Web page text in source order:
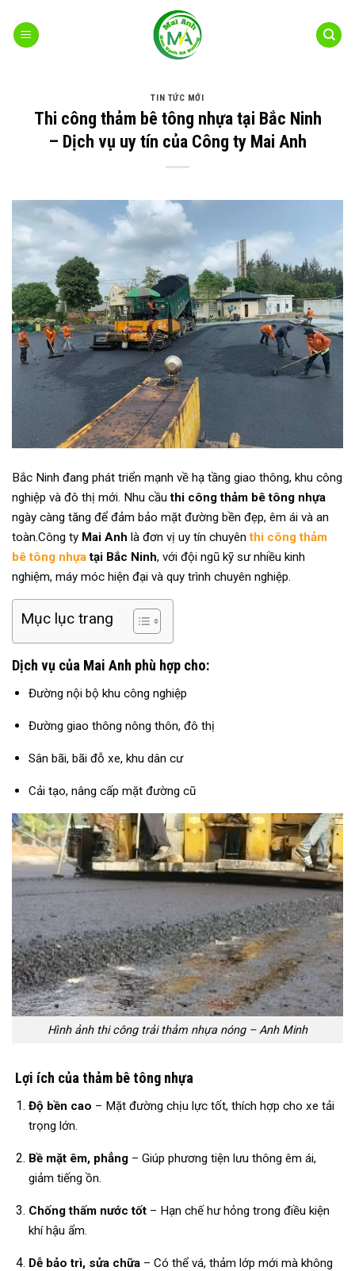
qua
TIN TỨC MỚI
Thi công thảm bê tông nhựa tại Bắc Ninh
– Dịch vụ uy tín của Công ty Mai Anh
Bắc Ninh đang phát triển mạnh về hạ tầng giao thông, khu công
nghiệp và đô thị mới. Nhu cầuthi công thảm bê tông nhựa
ngày càng tăng để đảm bảo mặt đường bền đẹp, êm ái và an
toàn.Công ty Mai Anh là đơn vị uy tín chuyênthi công thảm
bê tông nhựatại Bắc Ninh, với đội ngũ kỹ sư nhiều kinh
nghiệm, máy móc hiện đại và quy trình chuyên nghiệp.
Mục lục trang
Dịch vụ của Mai Anh phù hợp cho:
Đường nội bộ khu công nghiệp
Đường giao thông nông thôn, đô thị
Sân bãi, bãi đỗ xe, khu dân cư
Cải tạo, nâng cấp mặt đường cũ
Hình ảnh thi công trải thảm nhựa nóng – Anh Minh
Lợi ích của thảm bê tông nhựa
Độ bền cao – Mặt đường chịu lực tốt, thích hợp cho xe tải
trọng lớn.
Bề mặt êm, phẳng– Giúp phương tiện lưu thông êm ái,
giảm tiếng ồn.
Chống thấm nước tốt– Hạn chế hư hỏng trong điều kiện
khí hậu ẩm.
Dễ bảo trì, sửa chữa– Có thể vá, thảm lớp mới mà không